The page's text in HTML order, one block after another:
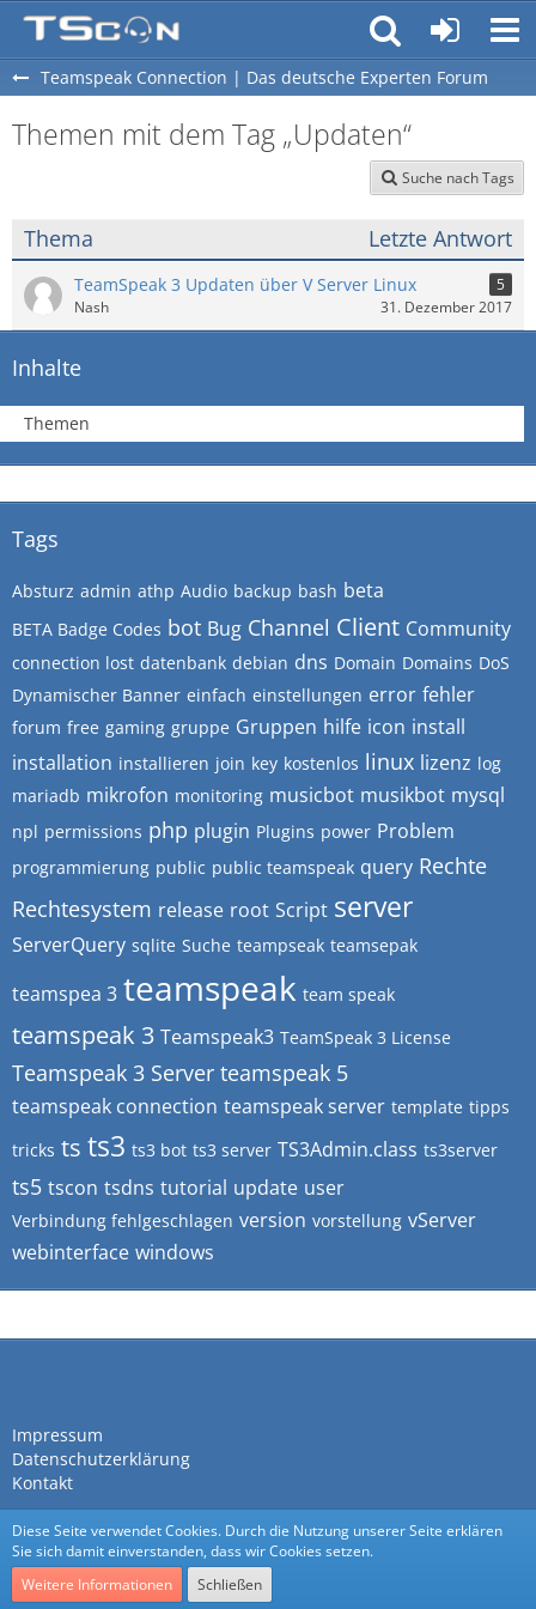
Teamspeak Connection | Das deutsche Experten Forum
Themen mit dem Tag „Updaten“
Suche nach Tags
Thema Letzte Antwort
TeamSpeak 3 Updaten über V Server Linux
5
Nash
31. Dezember 2017
Inhalte
Themen
Tags
Absturz admin athp Audio backup bash beta
BETA Badge Codes bot Bug Channel Client Community
connection lost datenbank debian dns Domain Domains DoS
Dynamischer Banner einfach einstellungen error fehler
forum free gaming gruppe Gruppen hilfe icon install
installation installieren join key kostenlos linux lizenz log
mariadb mikrofon monitoring musicbot musikbot mysql
npl permissions php plugin Plugins power Problem
programmierung public public teamspeak query Rechte
Rechtesystem release root Script server
ServerQuery sqlite Suche teampseak teamsepak
teamspea 3 teamspeak team speak
teamspeak 3 Teamspeak3 TeamSpeak 3 License
Teamspeak 3 Server teamspeak 5
teamspeak connection teamspeak server template tipps
tricks ts ts3 ts3 bot ts3 server TS3Admin.class ts3server
ts5 tscon tsdns tutorial update user
Verbindung fehlgeschlagen version vorstellung vServer
webinterface windows
Impressum
Datenschutzerklärung
Kontakt
Diese Seite verwendet Cookies. Durch die Nutzung unserer Seite erklären
Sie sich damit einverstanden, dass wir Cookies setzen.
Weitere Informationen
Schließen